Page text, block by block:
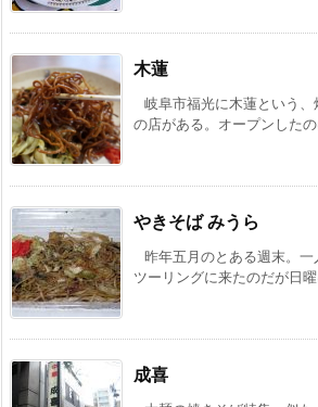
木蓮
岐阜市福光に木蓮という、
の店がある。オープンした
やきそば みうら
昨年五月のとある週末。
ツーリングに来たのだが日
成喜